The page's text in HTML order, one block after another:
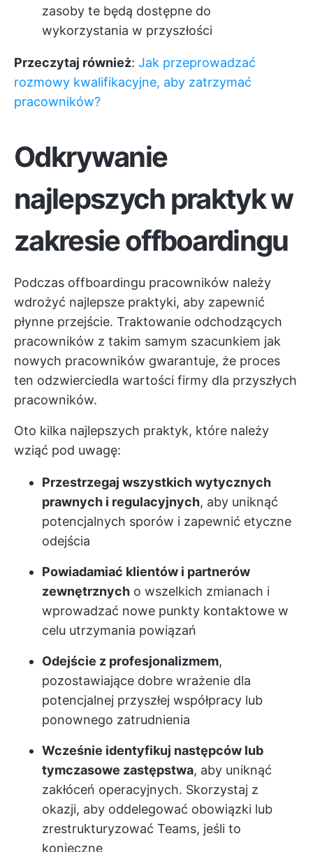
zasoby te będą dostępne do
wykorzystania w przyszłości
Przeczytaj również: Jak przeprowadzać
rozmowy kwalifikacyjne, aby zatrzymać
pracowników?
Odkrywanie
najlepszych praktyk w
zakresie offboardingu
Podczas offboardingu pracowników należy
wdrożyć najlepsze praktyki, aby zapewnić
płynne przejście. Traktowanie odchodzących
pracowników z takim samym szacunkiem jak
nowych pracowników gwarantuje, że proces
ten odzwierciedla wartości firmy dla przyszłych
pracowników.
Oto kilka najlepszych praktyk, które należy
wziąć pod uwagę:
Przestrzegaj wszystkich wytycznych
prawnych i regulacyjnych, aby uniknąć
potencjalnych sporów i zapewnić etyczne
odejścia
Powiadamiać klientów i partnerów
zewnętrznych o wszelkich zmianach i
wprowadzać nowe punkty kontaktowe w
celu utrzymania powiązań
Odejście z profesjonalizmem,
pozostawiające dobre wrażenie dla
potencjalnej przyszłej współpracy lub
ponownego zatrudnienia
Wcześnie identyfikuj następców lub
tymczasowe zastępstwa, aby uniknąć
zakłóceń operacyjnych. Skorzystaj z
okazji, aby oddelegować obowiązki lub
zrestrukturyzować Teams, jeśli to
konieczne